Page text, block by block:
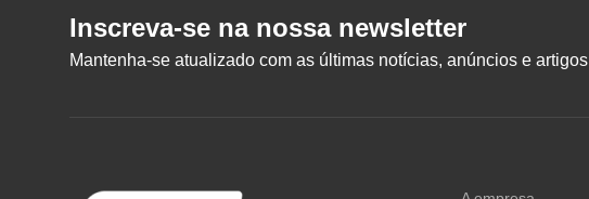
Inscreva-se na nossa newsletter
Mantenha-se atualizado com as últimas notícias, anúncios e artigos